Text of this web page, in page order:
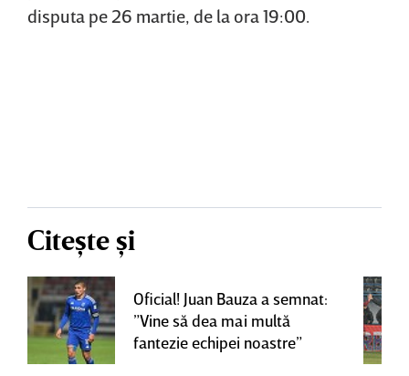
disputa pe 26 martie, de la ora 19:00.
Citește și
Oficial! Juan Bauza a semnat:
”Vine să dea mai multă
fantezie echipei noastre”